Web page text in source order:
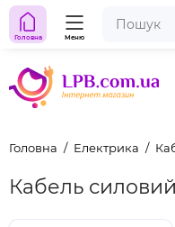
Головна Меню
Головна Електрика
Кабель